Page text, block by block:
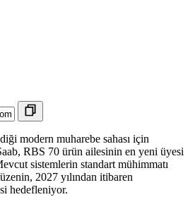
modern muharebe sahası için
RBS 70 ürün ailesinin en yeni üyesi
sistemlerin standart mühimmatı
2027 yılından itibaren
hedefleniyor.